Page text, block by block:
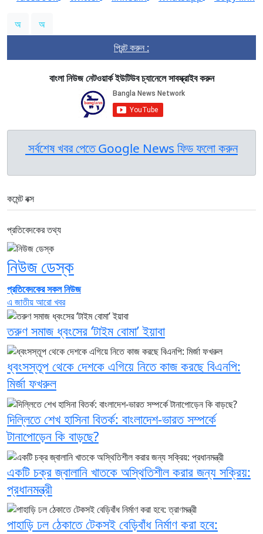
অ
অ
প্রিন্ট করুন :
বাংলা নিউজ নেটওয়ার্ক ইউটিউব চ্যানেলে সাবস্ক্রাইব করুন
সর্বশেষ খবর পেতে Google News ফিড ফলো করুন
কমেন্ট বক্স
প্রতিবেদকের তথ্য
নিউজ ডেস্ক
প্রতিবেদকের সকল নিউজ
এ জাতীয় আরো খবর
তরুণ সমাজ ধ্বংসের ‘টাইম বোমা’ ইয়াবা
ধ্বংসস্তূপ থেকে দেশকে এগিয়ে নিতে কাজ করছে বিএনপি:
মির্জা ফখরুল
দিল্লিতে শেখ হাসিনা বিতর্ক: বাংলাদেশ-ভারত সম্পর্কে
টানাপোড়েন কি বাড়ছে?
একটি চক্র জ্বালানি খাতকে অস্থিতিশীল করার জন্য সক্রিয়:
প্রধানমন্ত্রী
পাহাড়ি ঢল ঠেকাতে টেকসই বেড়িবাঁধ নির্মাণ করা হবে: